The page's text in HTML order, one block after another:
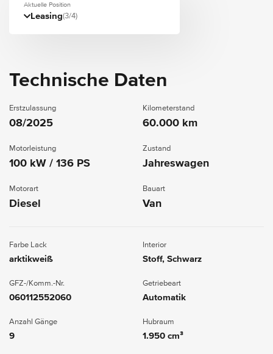
Aktuelle Position
Leasing(3/4)
Technische Daten
Erstzulassung
08/2025
Kilometerstand
60.000 km
Motorleistung
100 kW / 136 PS
Zustand
Jahreswagen
Motorart
Diesel
Bauart
Van
Farbe Lack
arktikweiß
Interior
Stoff, Schwarz
GFZ-/Komm.-Nr.
060112552060
Getriebeart
Automatik
Anzahl Gänge
9
Hubraum
1.950 cm³